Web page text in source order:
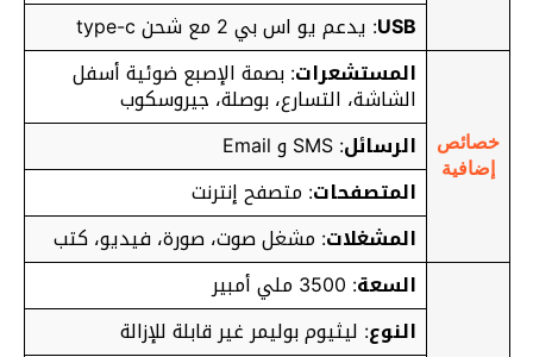
USB: يدعم يو اس بي 2 مع شحن type-c
خصائص
إضافية
المستشعرات: بصمة الإصبع ضوئية أسفل
الشاشة، التسارع، بوصلة، جيروسكوب
الرسائل: SMS و Email
المتصفحات: متصفح إنترنت
المشغلات: مشغل صوت، صورة، فيديو، كتب
السعة: 3500 ملي أمبير
النوع: ليثيوم بوليمر غير قابلة للإزالة